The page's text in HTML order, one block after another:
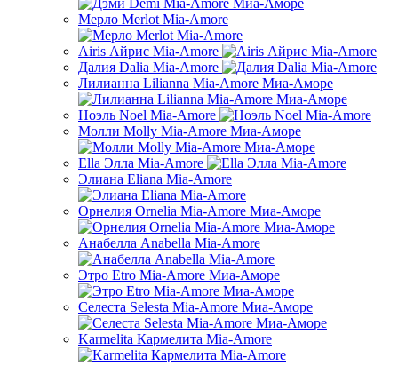
Мерло Merlot Mia-Amore
Airis Айрис Mia-Amore
Далия Dalia Mia-Amore
Лилианна Lilianna Mia-Amore Миа-Аморе
Ноэль Noel Mia-Amore
Молли Molly Mia-Amore Миа-Аморе
Ella Элла Mia-Amore
Элиана Eliana Mia-Amore
Орнелия Ornelia Mia-Amore Миа-Аморе
Анабелла Anabella Mia-Amore
Этро Etro Mia-Amore Миа-Аморе
Селеста Selesta Mia-Amore Миа-Аморе
Karmelita Кармелита Mia-Amore